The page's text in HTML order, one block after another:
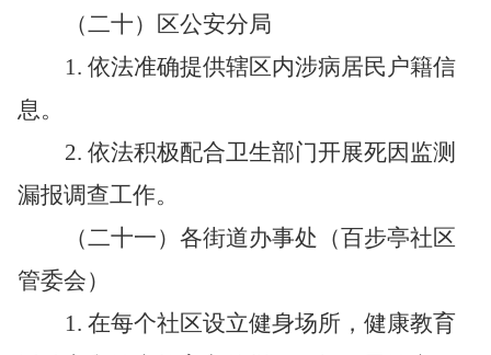
（二十）区公安分局
1. 依法准确提供辖区内涉病居民户籍信
息。
2. 依法积极配合卫生部门开展死因监测
漏报调查工作。
（二十一）各街道办事处（百步亭社区
管委会）
1. 在每个社区设立健身场所，健康教育